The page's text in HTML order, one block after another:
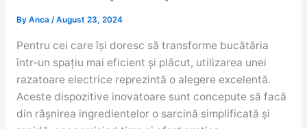
By Anca /August 23, 2024
Pentru cei care își doresc să transforme bucătăria
într-un spațiu mai eficient și plăcut, utilizarea unei
razatoare electrice reprezintă o alegere excelentă.
Aceste dispozitive inovatoare sunt concepute să facă
din râșnirea ingredientelor o sarcină simplificată și